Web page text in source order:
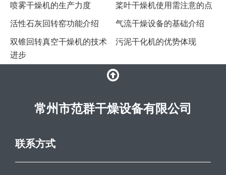
喷雾干燥机的生产力度 桨叶干燥机使用需注意的点
活性石灰回转窑功能介绍 气流干燥设备的基础介绍
双锥回转真空干燥机的技术
进步
污泥干化机的优势体现
常州市范群干燥设备有限公司
联系方式